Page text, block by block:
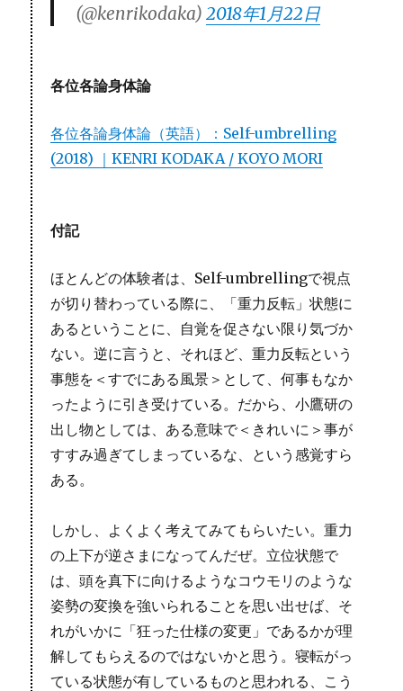
(@kenrikodaka)2018年1月22日
各位各論身体論
各位各論身体論（英語）：Self-umbrelling
(2018) ｜KENRI KODAKA / KOYO MORI
付記
ほとんどの体験者は、Self-umbrellingで視点
が切り替わっている際に、「重力反転」状態に
あるということに、自覚を促さない限り気づか
ない。逆に言うと、それほど、重力反転という
事態を＜すでにある風景＞として、何事もなか
ったように引き受けている。だから、小鷹研の
出し物としては、ある意味で＜きれいに＞事が
すすみ過ぎてしまっているな、という感覚すら
ある。
しかし、よくよく考えてみてもらいたい。重力
の上下が逆さまになってんだぜ。立位状態で
は、頭を真下に向けるようなコウモリのような
姿勢の変換を強いられることを思い出せば、そ
れがいかに「狂った仕様の変更」であるかが理
解してもらえるのではないかと思う。寝転がっ
ている状態が有しているものと思われる、こう